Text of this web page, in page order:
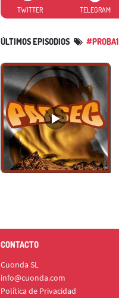
TWITTER TELEGRAM
ÚLTIMOS EPISODIOS #PROBA1
CONTACTO
Cuonda SL
info@cuonda.com
Política de Privacidad